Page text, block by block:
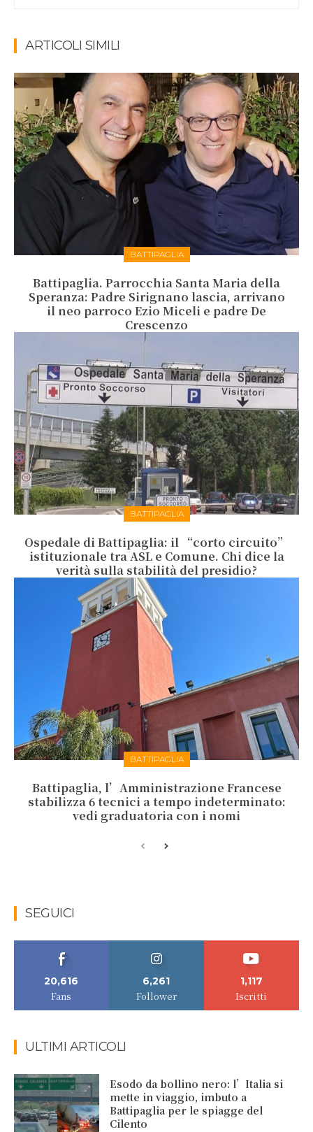
ARTICOLI SIMILI
BATTIPAGLIA
Battipaglia. Parrocchia Santa Maria della
Speranza: Padre Sirignano lascia, arrivano
il neo parroco Ezio Miceli e padre De
Crescenzo
BATTIPAGLIA
Ospedale di Battipaglia: il “corto circuito”
istituzionale tra ASL e Comune. Chi dice la
verità sulla stabilità del presidio?
BATTIPAGLIA
Battipaglia, l’Amministrazione Francese
stabilizza 6 tecnici a tempo indeterminato:
vedi graduatoria con i nomi
SEGUICI
20,616
Fans
6,261
Follower
1,117
Iscritti
ULTIMI ARTICOLI
Esodo da bollino nero: l’Italia si
mette in viaggio, imbuto a
Battipaglia per le spiagge del
Cilento